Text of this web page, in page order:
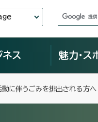
ネス 魅力・ス
に伴うごみを排出される方へ